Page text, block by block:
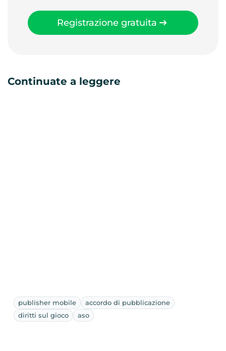
Registrazione gratuita
Continuate a leggere
publisher mobile
accordo di pubblicazione
diritti sul gioco
aso